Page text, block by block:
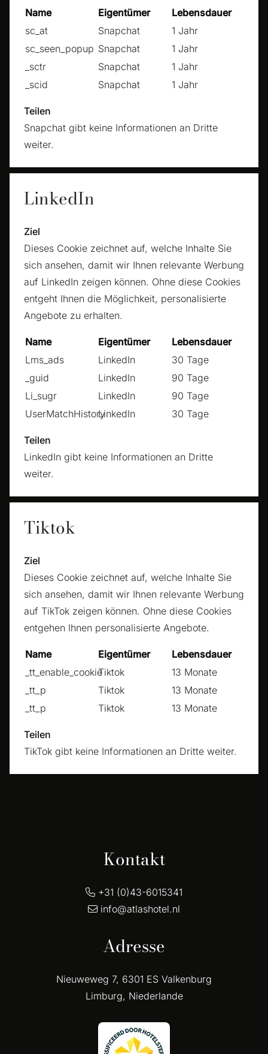
Name Eigentümer
Lebensdauer
sc_at
Snapchat
1 Jahr
sc_seen_popup Snapchat
1 Jahr
_sctr
Snapchat
1 Jahr
_scid
Snapchat 1 Jahr
Teilen
Snapchat gibt keine Informationen an Dritte
weiter.
LinkedIn
Ziel
Dieses Cookie zeichnet auf, welche Inhalte Sie
sich ansehen, damit wir Ihnen relevante Werbung
auf LinkedIn zeigen können. Ohne diese Cookies
entgeht Ihnen die Möglichkeit, personalisierte
Angebote zu erhalten.
Name Eigentümer
Lebensdauer
Lms_ads
LinkedIn
30 Tage
_guid
LinkedIn
90 Tage
Li_sugr
LinkedIn
90 Tage
UserMatchHistoryLinkedIn 30 Tage
Teilen
LinkedIn gibt keine Informationen an Dritte
weiter.
Tiktok
Ziel
Dieses Cookie zeichnet auf, welche Inhalte Sie
sich ansehen, damit wir Ihnen relevante Werbung
auf TikTok zeigen können. Ohne diese Cookies
entgehen Ihnen personalisierte Angebote.
Name Eigentümer
Lebensdauer
_tt_enable_cookieTiktok
13 Monate
_tt_p
Tiktok
13 Monate
_tt_p
Tiktok 13 Monate
Teilen
TikTok gibt keine Informationen an Dritte weiter.
Kontakt
+31 (0)43-6015341
info@atlashotel.nl
Adresse
Nieuweweg 7, 6301 ES Valkenburg
Limburg, Niederlande